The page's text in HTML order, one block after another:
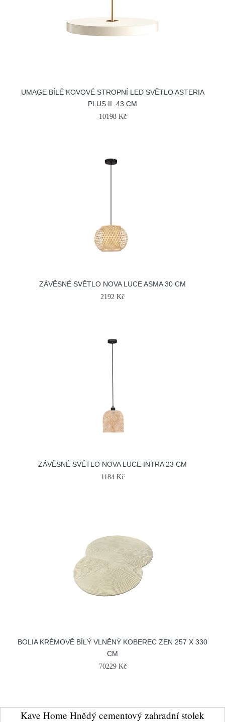
UMAGE BÍLÉ KOVOVÉ STROPNÍ LED SVĚTLO ASTERIA
PLUS II. 43 CM
10198 Kč
ZÁVĚSNÉ SVĚTLO NOVA LUCE ASMA 30 CM
2192 Kč
ZÁVĚSNÉ SVĚTLO NOVA LUCE INTRA 23 CM
1184 Kč
BOLIA KRÉMOVĚ BÍLÝ VLNĚNÝ KOBEREC ZEN 257 X 330
CM
70229 Kč
Kave Home Hnědý cementový zahradní stolek